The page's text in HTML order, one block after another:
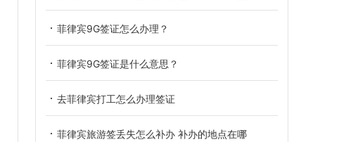
菲律宾9G签证怎么办理？
菲律宾9G签证是什么意思？
去菲律宾打工怎么办理签证
菲律宾旅游签丢失怎么补办 补办的地点在哪